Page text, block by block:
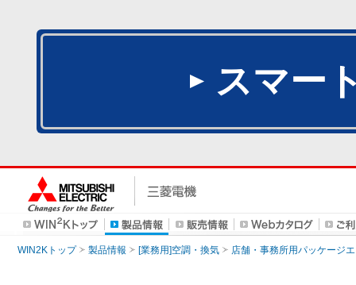
スマー
WIN2Kトップ 製品情報 [業務用]空調・換気 店舗・事務所用パッケージ